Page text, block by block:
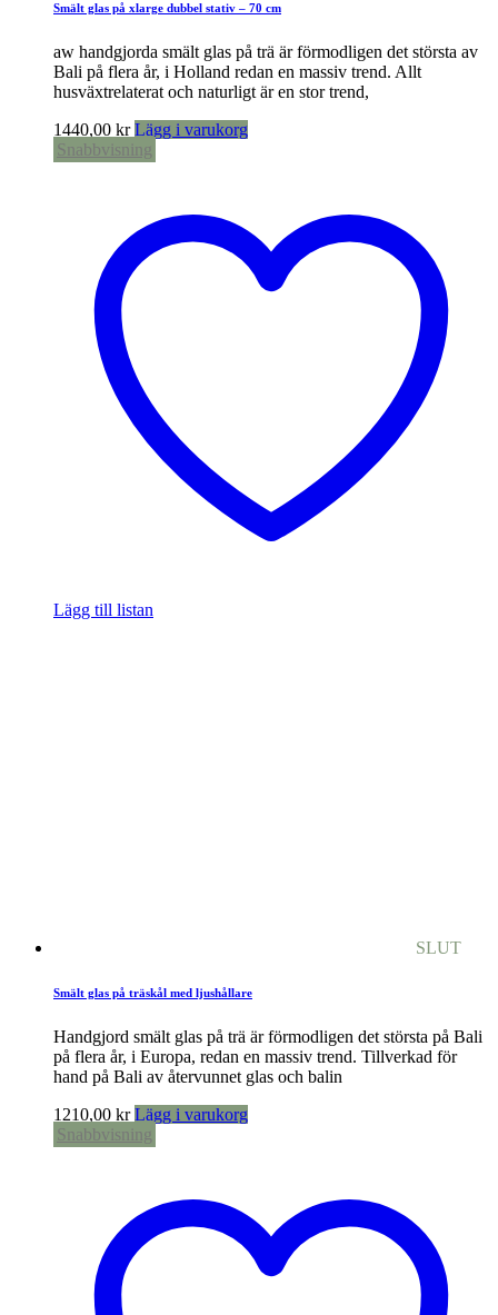
Smält glas på xlarge dubbel stativ – 70 cm
aw handgjorda smält glas på trä är förmodligen det största av
Bali på flera år, i Holland redan en massiv trend. Allt
husväxtrelaterat och naturligt är en stor trend,
1440,00 kr Lägg i varukorg
Snabbvisning
Lägg till listan
SLUT
Smält glas på träskål med ljushållare
Handgjord smält glas på trä är förmodligen det största på Bali
på flera år, i Europa, redan en massiv trend. Tillverkad för
hand på Bali av återvunnet glas och balin
1210,00 kr Lägg i varukorg
Snabbvisning